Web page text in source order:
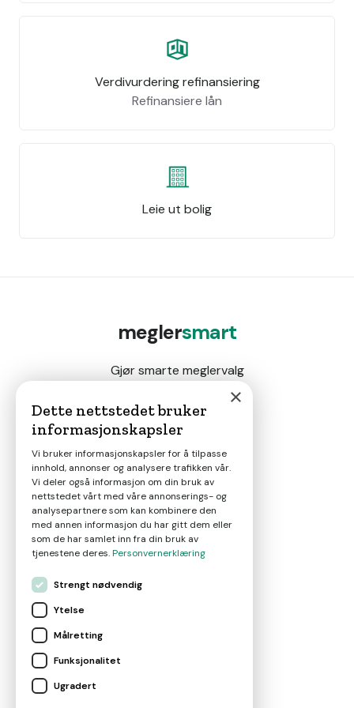
Verdivurdering refinansiering
Refinansiere lån
Leie ut bolig
meglersmart
Gjør smarte meglervalg
Magasin
Nyheter
Om oss
×
Dette nettstedet bruker
informasjonskapsler
Vi bruker informasjonskapsler for å tilpasse
innhold, annonser og analysere trafikken vår.
Vi deler også informasjon om din bruk av
nettstedet vårt med våre annonserings- og
analysepartnere som kan kombinere den
med annen informasjon du har gitt dem eller
som de har samlet inn fra din bruk av
tjenestene deres.Personvernerklæring
Strengt nødvendig
Ytelse
Målretting
Funksjonalitet
Ugradert